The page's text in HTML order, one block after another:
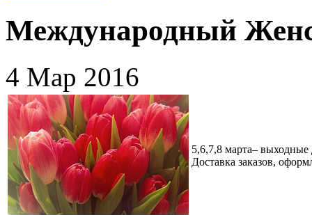
Международный
4 Мар 2016
5,6,7,8 марта– выходные
Доставка заказов,